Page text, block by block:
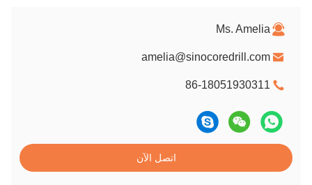
Ms. Amelia
amelia@sinocoredrill.com
86-18051930311
اتصل الآن